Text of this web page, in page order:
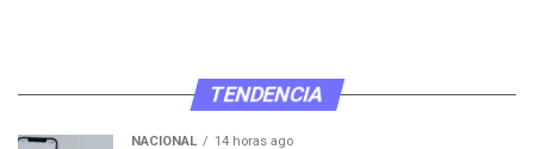
TENDENCIA
NACIONAL 14 horas ago